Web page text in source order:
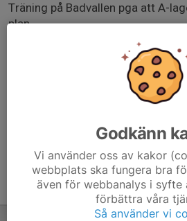
Träning på Badvallen pga att A-
plan.
Godkänn
Vi använder oss av kakor
webbplats ska fungera bra
även för webbanalys i syfte
förbättra våra
Så använder vi